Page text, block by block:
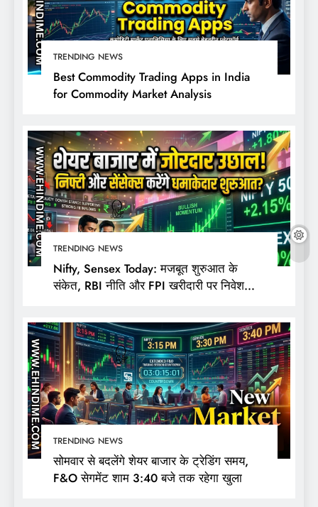
TRENDING NEWS
Best Commodity Trading Apps in India
for Commodity Market Analysis
TRENDING NEWS
Nifty, Sensex Today: मजबूत शुरुआत के
संकेत, RBI नीति और FPI खरीदारी पर निवेशकों
TRENDING NEWS
सोमवार से बदलेंगे शेयर बाजार के ट्रेडिंग समय,
F&O सेगमेंट शाम 3:40 बजे तक रहेगा खुला